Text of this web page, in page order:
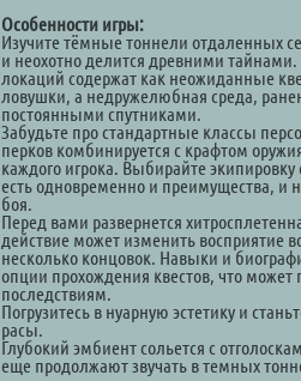
Особенности игры:
Изучите тёмные тоннели отдаленных
и неохотно делится древними
локаций содержат как неожиданные
ловушки, а недружелюбная среда,
постоянными спутниками.
Забудьте про стандартные классы
перков комбинируется с крафтом
каждого игрока. Выбирайте
есть одновременно и преимущества, и
боя.
Перед вами развернется
действие может изменить восприятие
несколько концовок. Навыки и
опции прохождения квестов, что
последствиям.
Погрузитесь в нуарную эстетику и
расы.
Глубокий эмбиент сольется с
еще продолжают звучать в темных